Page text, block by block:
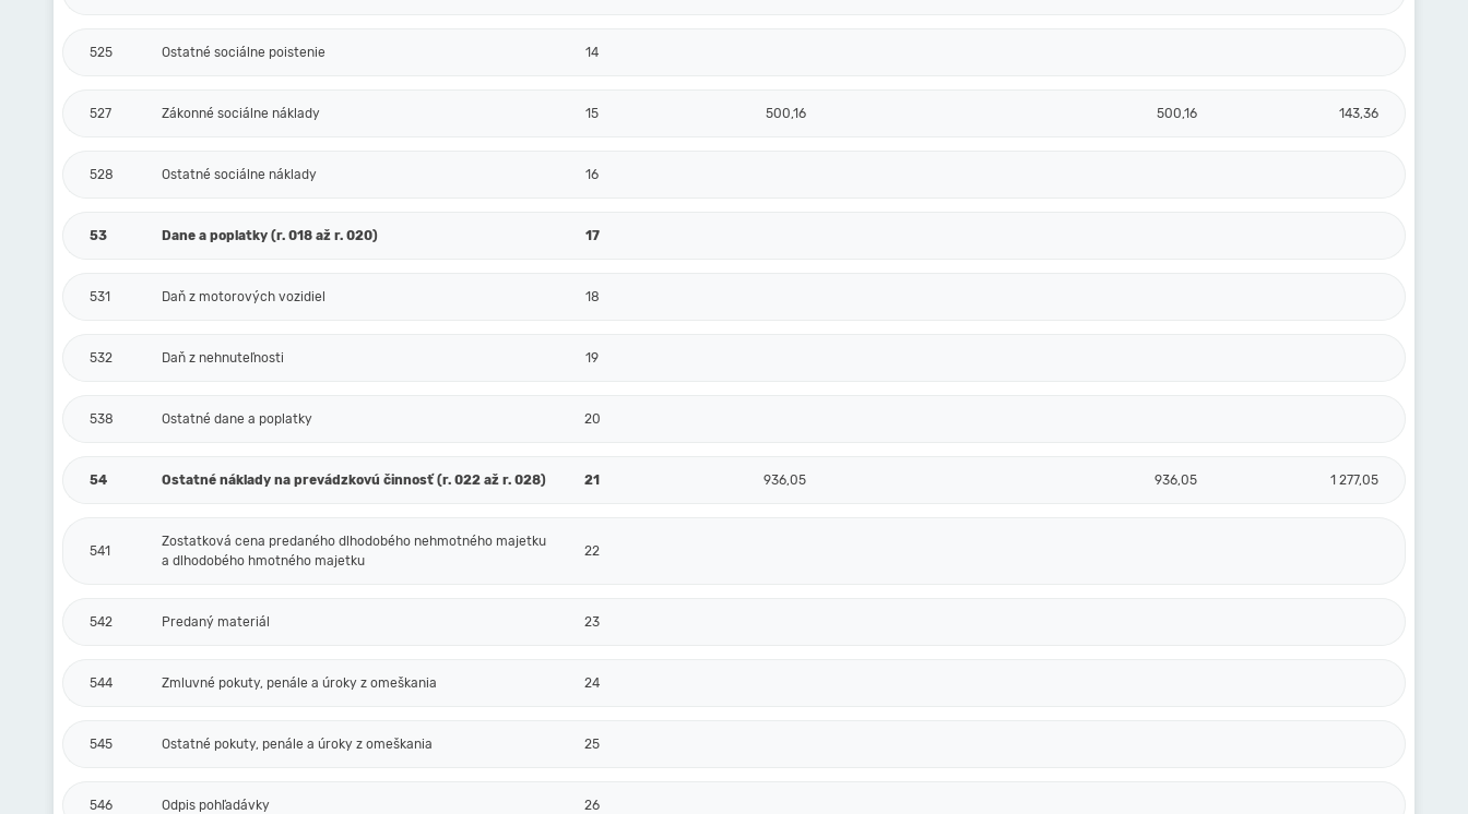
525 Ostatné sociálne poistenie 14
527 Zákonné sociálne náklady 15 500,16 500,16 143,36
528 Ostatné sociálne náklady 16
53 Dane a poplatky (r. 018 až r. 020) 17
531 Daň z motorových vozidiel 18
532 Daň z nehnuteľnosti 19
538 Ostatné dane a poplatky 20
54 Ostatné náklady na prevádzkovú činnosť (r. 022 až r. 028) 21 936,05 936,05 1 277,05
541
Zostatková cena predaného dlhodobého nehmotného majetku
a dlhodobého hmotného majetku
22
542 Predaný materiál 23
544 Zmluvné pokuty, penále a úroky z omeškania 24
545 Ostatné pokuty, penále a úroky z omeškania 25
546 Odpis pohľadávky 26